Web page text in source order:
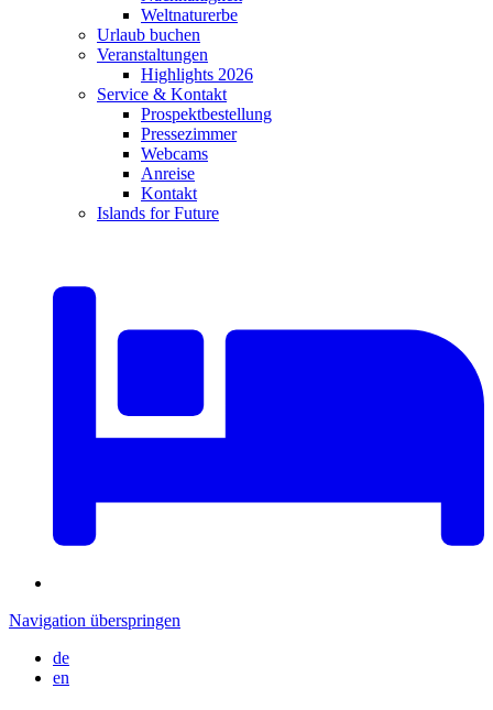
Weltnaturerbe
Urlaub buchen
Veranstaltungen
Highlights 2026
Service & Kontakt
Prospektbestellung
Pressezimmer
Webcams
Anreise
Kontakt
Islands for Future
Navigation überspringen
de
en